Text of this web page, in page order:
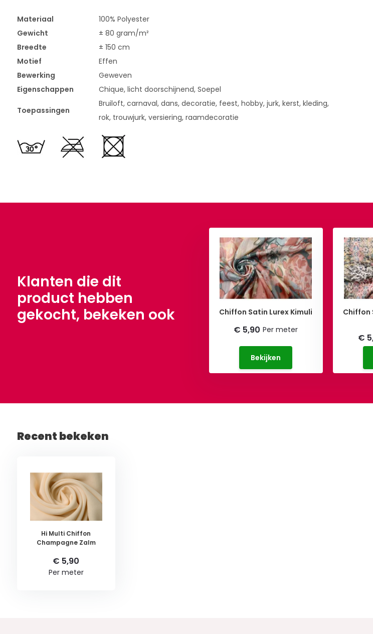
Materiaal
100% Polyester
Gewicht
± 80 gram/m²
Breedte
± 150 cm
Motief
Effen
Bewerking
Geweven
Eigenschappen
Chique, licht doorschijnend, Soepel
Toepassingen
Bruiloft, carnaval, dans, decoratie, feest, hobby, jurk, kerst, kleding,
rok, trouwjurk, versiering, raamdecoratie
Klanten die dit
product hebben
gekocht, bekeken ook
Henckels 260
mm
Chiffon Satin Lurex Kimuli
€ 5,90 Per meter
Bekijken
Chiffon
€
Recent bekeken
Hi Multi Chiffon
Champagne Zalm
€ 5,90
Per meter